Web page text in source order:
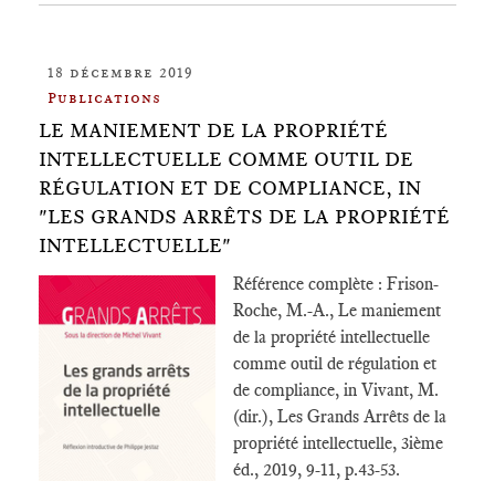
18 décembre 2019
Publications
LE MANIEMENT DE LA PROPRIÉTÉ
INTELLECTUELLE COMME OUTIL DE
RÉGULATION ET DE COMPLIANCE, IN
"LES GRANDS ARRÊTS DE LA PROPRIÉTÉ
INTELLECTUELLE"
Référence complète : Frison-
Roche, M.-A., Le maniement
de la propriété intellectuelle
comme outil de régulation et
de compliance, in Vivant, M.
(dir.), Les Grands Arrêts de la
propriété intellectuelle, 3ième
éd., 2019, 9-11, p.43-53.